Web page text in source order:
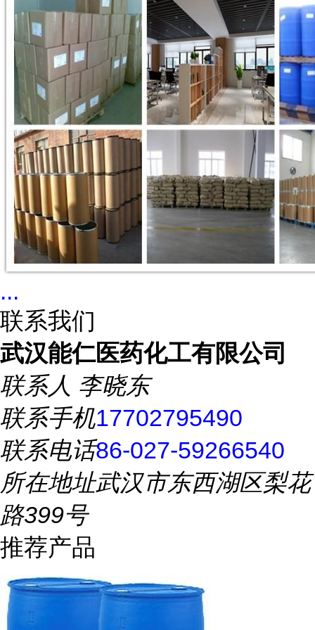
...
联系我们
武汉能仁医药化工有限公司
联系人 李晓东
联系手机17702795490
联系电话86-027-59266540
所在地址武汉市东西湖区梨花
路399号
推荐产品